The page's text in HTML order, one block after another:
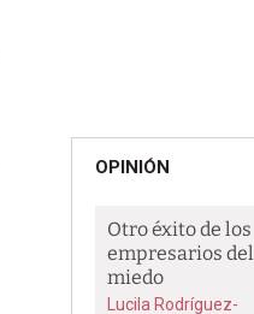
OPINIÓN
Otro éxito de los
empresarios del
miedo
Lucila Rodríguez-